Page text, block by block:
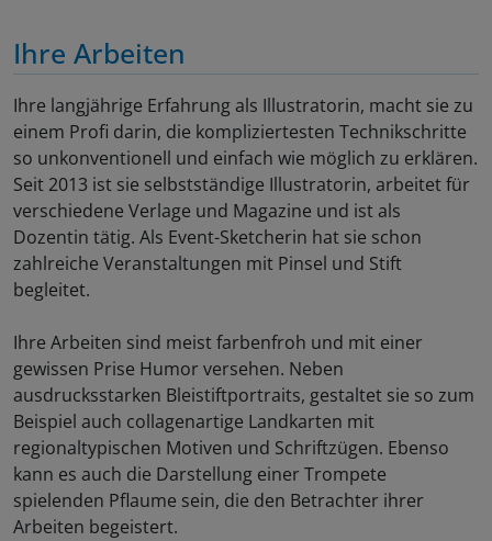
Ihre Arbeiten
Ihre langjährige Erfahrung als Illustratorin, macht sie zu
einem Profi darin, die kompliziertesten Technikschritte
so unkonventionell und einfach wie möglich zu erklären.
Seit 2013 ist sie selbstständige Illustratorin, arbeitet für
verschiedene Verlage und Magazine und ist als
Dozentin tätig. Als Event-Sketcherin hat sie schon
zahlreiche Veranstaltungen mit Pinsel und Stift
begleitet.
Ihre Arbeiten sind meist farbenfroh und mit einer
gewissen Prise Humor versehen. Neben
ausdrucksstarken Bleistiftportraits, gestaltet sie so zum
Beispiel auch collagenartige Landkarten mit
regionaltypischen Motiven und Schriftzügen. Ebenso
kann es auch die Darstellung einer Trompete
spielenden Pflaume sein, die den Betrachter ihrer
Arbeiten begeistert.